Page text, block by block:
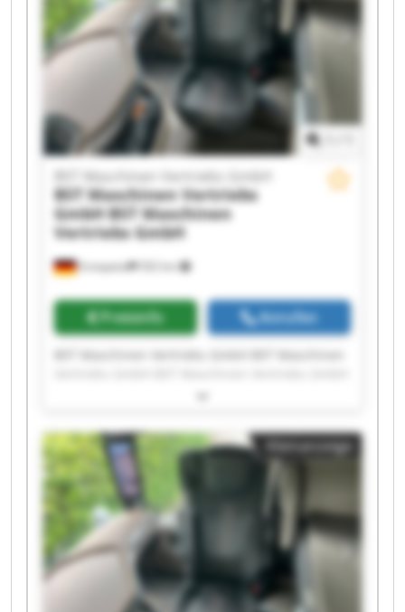
Vertriebs GmbH BST Maschinen Vertriebs GmbH
BST Maschinen Vertriebs GmbH BST Maschinen
Vertriebs GmbH BST Maschinen Vertriebs GmbH
BST Maschinen Vertriebs GmbH BST Maschinen
Vertriebs GmbH
Ennepetal 502 km
BST Maschinen Vertriebs GmbH
BST Maschinen Vertriebs
GmbHBST Maschinen
Vertriebs GmbH
Preisinfo Anrufen
BST Maschinen Vertriebs GmbH BST Maschinen
BST Maschinen Vertriebs GmbH BST Maschinen
Vertriebs GmbH BST Maschinen Vertriebs GmbH
BST Maschinen Vertriebs GmbH BST Maschinen
Vertriebs GmbH BST Maschinen Vertriebs GmbH
BST Maschinen Vertriebs GmbH BST Maschinen
Vertriebs GmbH BST Maschinen Vertriebs GmbH
BST Maschinen Vertriebs GmbH BST Maschinen
Vertriebs GmbH BST Maschinen Vertriebs GmbH
BST Maschinen Vertriebs GmbH BST Maschinen
Vertriebs GmbH
Kleinanzeige